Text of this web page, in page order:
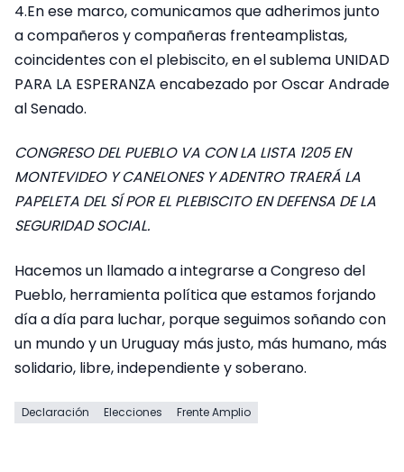
4.En ese marco, comunicamos que adherimos junto
a compañeros y compañeras frenteamplistas,
coincidentes con el plebiscito, en el sublema UNIDAD
PARA LA ESPERANZA encabezado por Oscar Andrade
al Senado.
CONGRESO DEL PUEBLO VA CON LA LISTA 1205 EN
MONTEVIDEO Y CANELONES Y ADENTRO TRAERÁ LA
PAPELETA DEL SÍ POR EL PLEBISCITO EN DEFENSA DE LA
SEGURIDAD SOCIAL.
Hacemos un llamado a integrarse a Congreso del
Pueblo, herramienta política que estamos forjando
día a día para luchar, porque seguimos soñando con
un mundo y un Uruguay más justo, más humano, más
solidario, libre, independiente y soberano.
Declaración Elecciones Frente Amplio